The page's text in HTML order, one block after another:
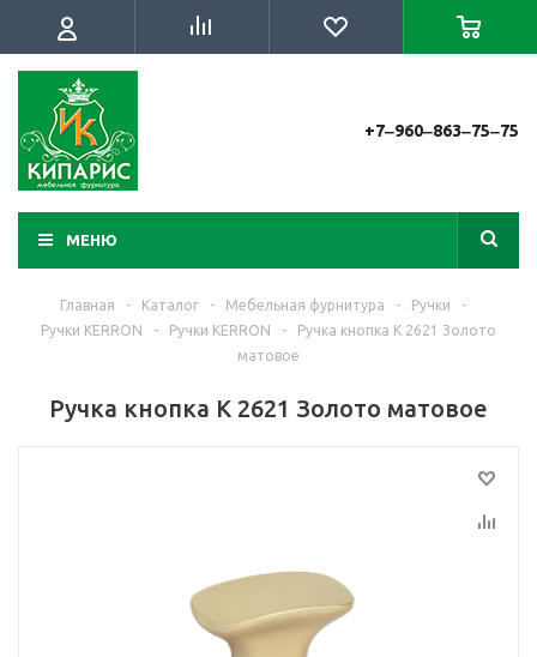
+7‒960‒863‒75‒75
МЕНЮ
Главная - Каталог - Мебельная фурнитура - Ручки
-
Ручки KERRON
- Ручки KERRON -
Ручка кнопка K 2621 Золото
матовое
Ручка кнопка K 2621 Золото матовое